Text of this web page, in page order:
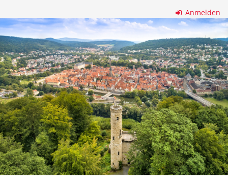
Haupt-
Inhalt
springen
Anmelden
Hann.
Münden
Marketing
GmbH